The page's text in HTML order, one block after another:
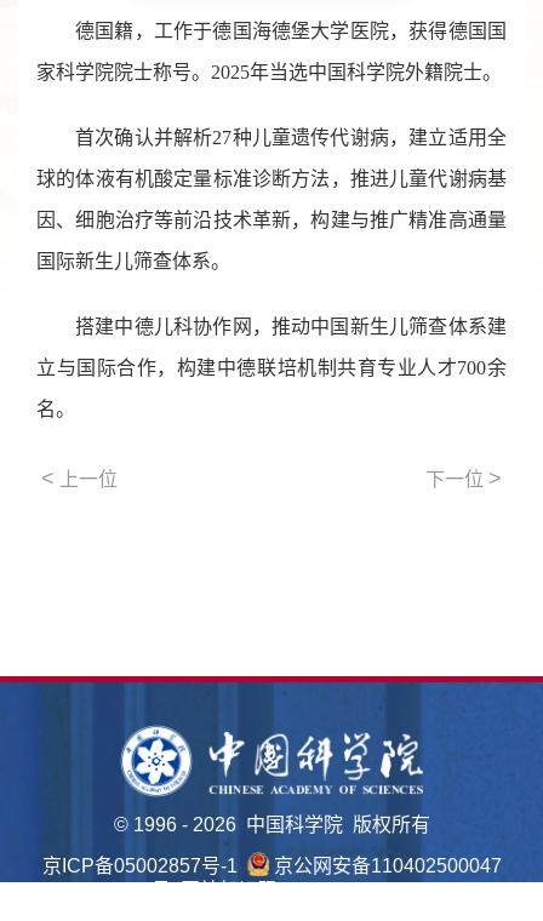
德国籍，工作于德国海德堡大学医院，获得德国国
家科学院院士称号。2025年当选中国科学院外籍院士。
首次确认并解析27种儿童遗传代谢病，建立适用全
球的体液有机酸定量标准诊断方法，推进儿童代谢病基
因、细胞治疗等前沿技术革新，构建与推广精准高通量
国际新生儿筛查体系。
搭建中德儿科协作网，推动中国新生儿筛查体系建
立与国际合作，构建中德联培机制共育专业人才700余
名。
< 上一位 下一位 >
© 1996 - 2026 中国科学院 版权所有
京ICP备05002857号-1
京公网安备110402500047